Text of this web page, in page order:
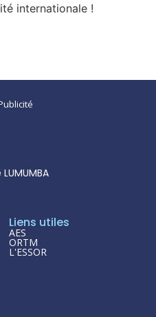
internationale !
Liens utiles
AES
ORTM
L'ESSOR